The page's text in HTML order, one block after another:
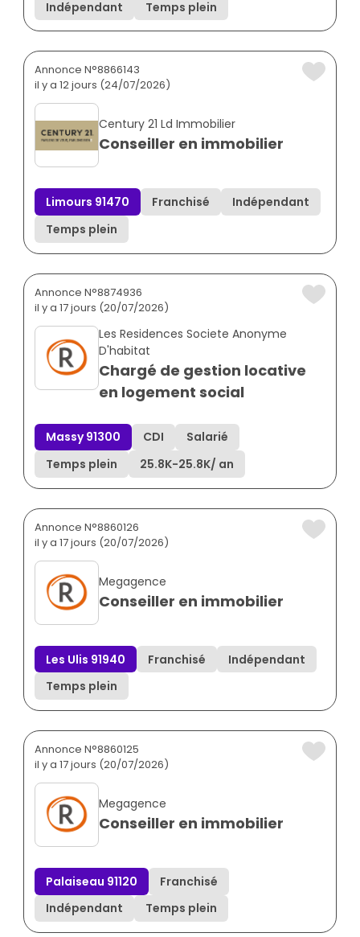
Indépendant Temps plein
Annonce N°8866143
il y a 12 jours (24/07/2026)
Century 21 Ld Immobilier
Conseiller en immobilier
Limours 91470 Franchisé
Indépendant
Temps plein
Annonce N°8874936
il y a 17 jours (20/07/2026)
Les Residences Societe Anonyme
D'habitat
Chargé de gestion locative
en logement social
Massy 91300 CDI
Salarié
Temps plein
25.8K-25.8K/ an
Annonce N°8860126
il y a 17 jours (20/07/2026)
Megagence
Conseiller en immobilier
Les Ulis 91940 Franchisé
Indépendant
Temps plein
Annonce N°8860125
il y a 17 jours (20/07/2026)
Megagence
Conseiller en immobilier
Palaiseau 91120
Franchisé
Indépendant
Temps plein